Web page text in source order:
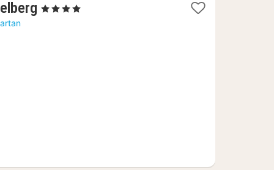
1
, 4 Stjärnor